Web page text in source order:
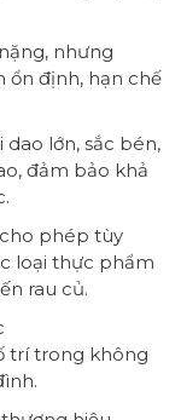
nhưng
ổn định, hạn chế
dao lớn, sắc bén,
đảm bảo khả
phép tùy
loại thực phẩm
rau củ.
trí trong không